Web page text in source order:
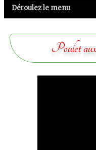
Déroulez le menu
Poulet